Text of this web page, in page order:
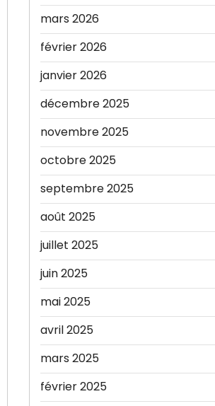
mars 2026
février 2026
janvier 2026
décembre 2025
novembre 2025
octobre 2025
septembre 2025
août 2025
juillet 2025
juin 2025
mai 2025
avril 2025
mars 2025
février 2025